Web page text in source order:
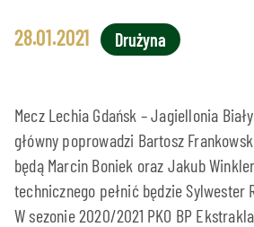
28.01.2021 Drużyna
Mecz Lechia Gdańsk – Jagiellonia
główny poprowadzi Bartosz
będą Marcin Boniek oraz Jakub
technicznego pełnić będzie Sylwester
W sezonie 2020/2021 PKO BP